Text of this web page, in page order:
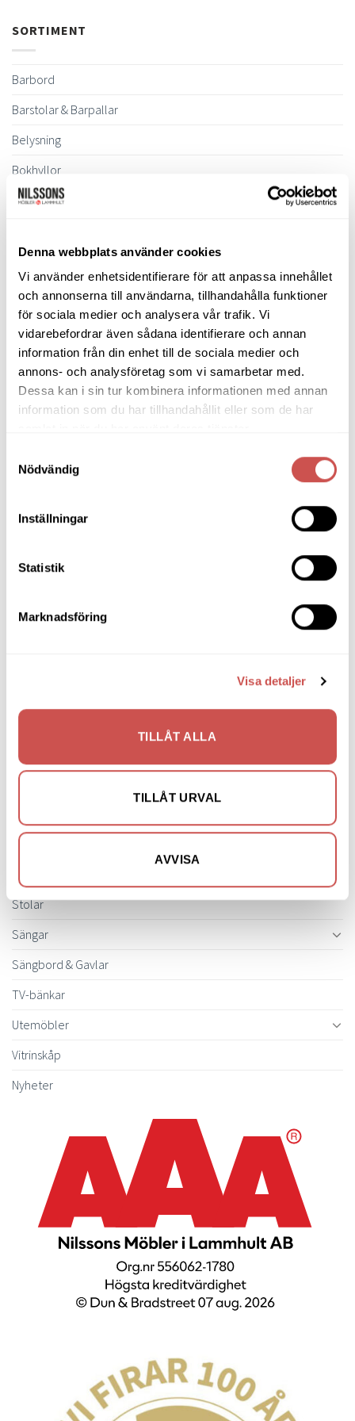
Denna webbplats använder cookies
Vi använder enhetsidentifierare för att anpassa innehållet
och annonserna till användarna, tillhandahålla funktioner
för sociala medier och analysera vår trafik. Vi
vidarebefordrar även sådana identifierare och annan
information från din enhet till de sociala medier och
annons- och analysföretag som vi samarbetar med.
Dessa kan i sin tur kombinera informationen med annan
information som du har tillhandahållit eller som de har
Nödvändig
Inställningar
Statistik
Marknadsföring
Visa detaljer
TILLÅT ALLA
TILLÅT URVAL
AVVISA
SORTIMENT
Barbord
Barstolar & Barpallar
Belysning
Bokhyllor
Byråer
Bänkar & Pallar
Fåtöljer
Clubfåtöljer
Fårskinnsfåtöljer
Loungefåtöljer
Reclinerfåtöljer
Tygfåtöljer
Hallmöbler
Ljusbelysta Glastavlor
Skrivbord
Stolar
Sängar
Sängbord & Gavlar
TV-bänkar
Utemöbler
Vitrinskåp
Nyheter